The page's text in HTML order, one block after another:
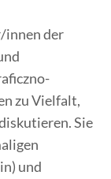
innen der
zu Vielfalt,
Sie
und